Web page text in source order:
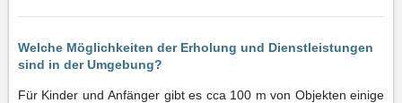
Welche Möglichkeiten der Erholung und Dienstleistungen
sind in der Umgebung?
Für Kinder und Anfänger gibt es cca 100 m von Objekten einige